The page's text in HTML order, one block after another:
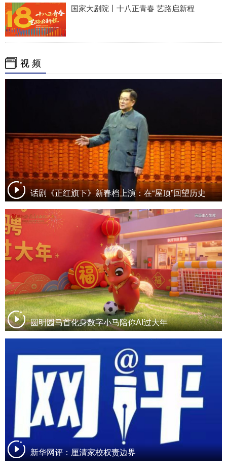
国家大剧院丨十八正青春 艺路启新程
视 频
话剧《正红旗下》新春档上演：在“屋顶”回望历史
圆明园马首化身数字小马陪你AI过大年
新华网评：厘清家校权责边界